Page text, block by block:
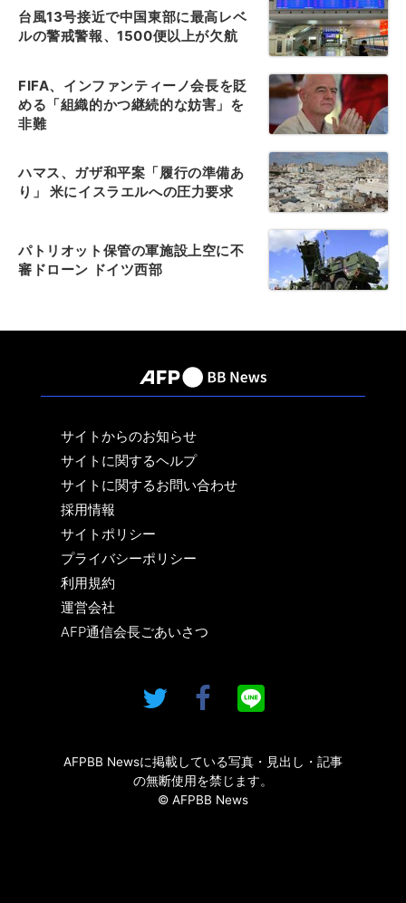
台風13号接近で中国東部に最高レベ
ルの警戒警報、1500便以上が欠航
FIFA、インファンティーノ会長を貶
める「組織的かつ継続的な妨害」を
非難
ハマス、ガザ和平案「履行の準備あ
り」 米にイスラエルへの圧力要求
パトリオット保管の軍施設上空に不
審ドローン ドイツ西部
サイトからのお知らせ
サイトに関するヘルプ
サイトに関するお問い合わせ
採用情報
サイトポリシー
プライバシーポリシー
利用規約
運営会社
AFP通信会長ごあいさつ
AFPBB Newsに掲載している写真・見出し・記事
の無断使用を禁じます。
© AFPBB News